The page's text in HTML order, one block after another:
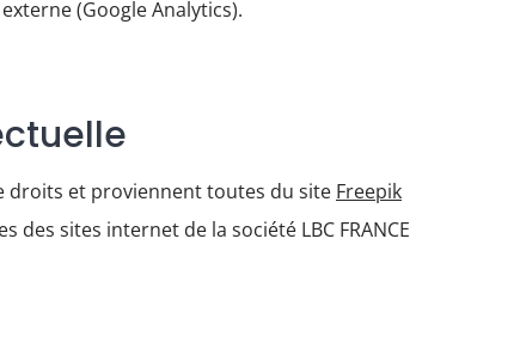
(Google Analytics).
droits et proviennent toutes du site Freepik
sites internet de la société LBC FRANCE